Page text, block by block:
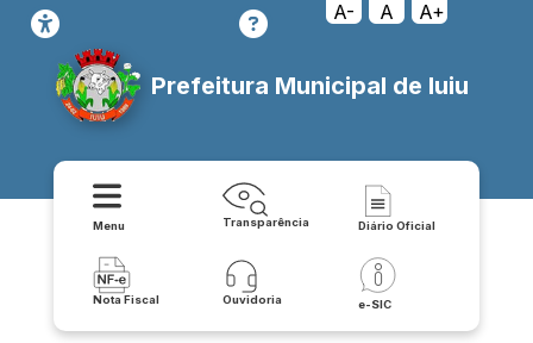
A- A A+
Prefeitura Municipal de Iuiu
Menu Transparência Diário Oficial
Nota Fiscal Ouvidoria e-SIC